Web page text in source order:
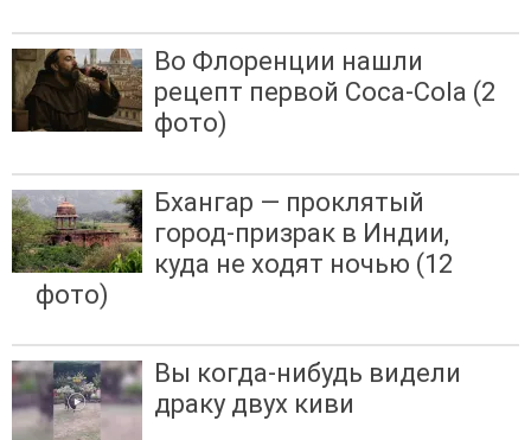
Во Флоренции нашли
рецепт первой Coca-Cola (2
фото)
Бхангар — проклятый
город-призрак в Индии,
куда не ходят ночью (12
фото)
Вы когда-нибудь видели
драку двух киви